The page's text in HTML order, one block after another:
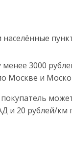
населённые
3000
Москве и
и 20 рублей/